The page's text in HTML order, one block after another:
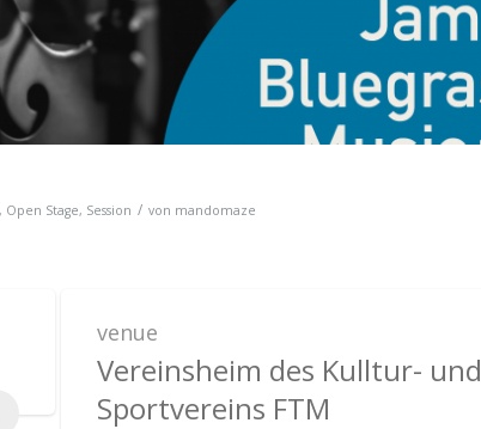
, Open Stage, Session / von mandomaze
venue
Vereinsheim des Kulltur- und
Sportvereins FTM